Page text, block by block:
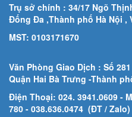
Trụ sở chính : 34/17 Ngõ
Đống Đa ,Thành phố Hà Nội ,
MST: 0103171670
Văn Phòng Giao Dịch : Số
Quận Hai Bà Trưng -Thành
Điện Thoại: 024. 3941.0609 -
780 - 038.636.0474 (ĐT / Zalo)